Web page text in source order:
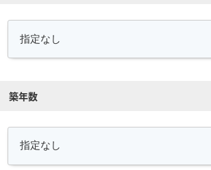
築年数